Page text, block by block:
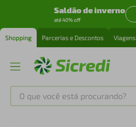
Saldão de inverno
até 40% off
Shopping Parcerias e Descontos Viagens
O que você está procurando?